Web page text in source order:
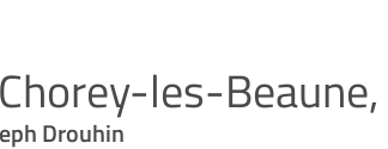
les-Beaune,
Drouhin